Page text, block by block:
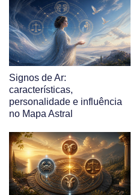
Signos de Ar:
características,
personalidade e influência
no Mapa Astral